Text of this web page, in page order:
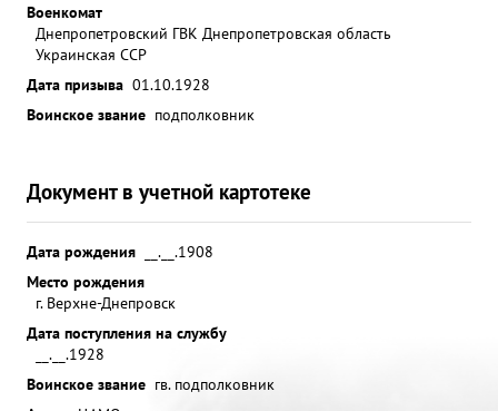
Военкомат
Днепропетровский ГВК Днепропетровская область
Украинская ССР
Дата призыва 01.10.1928
Воинское звание подполковник
Документ в учетной картотеке
Дата рождения
__.__.1908
Место рождения
г. Верхне-Днепровск
Дата поступления на службу
__.__.1928
Воинское звание гв. подполковник